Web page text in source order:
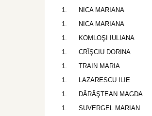
NICA MARIANA
NICA MARIANA
KOMLOŞI IULIANA
CRÎŞCIU DORINA
TRAIN MARIA
LAZARESCU ILIE
DĂRĂŞTEAN MAGDA
SUVERGEL MARIAN